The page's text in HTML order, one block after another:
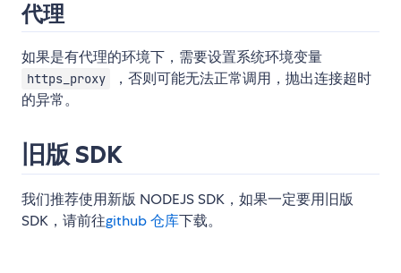
代理
如果是有代理的环境下，需要设置系统环境变量
https_proxy
，否则可能无法正常调用，抛出连接超时
的异常。
旧版 SDK
我们推荐使用新版 NODEJS SDK，如果一定要用旧版
SDK，请前往github 仓库下载。